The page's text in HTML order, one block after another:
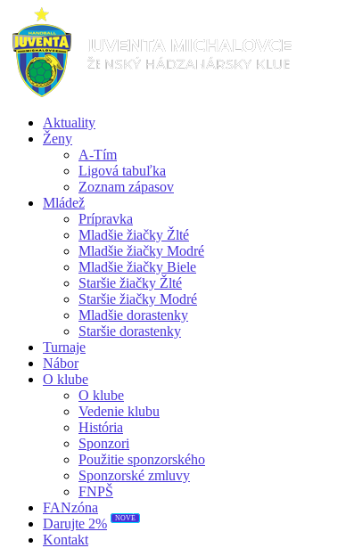
Aktuality
Ženy
A-Tím
Ligová tabuľka
Zoznam zápasov
Mládež
Prípravka
Mladšie žiačky Žlté
Mladšie žiačky Modré
Mladšie žiačky Biele
Staršie žiačky Žlté
Staršie žiačky Modré
Mladšie dorastenky
Staršie dorastenky
Turnaje
Nábor
O klube
O klube
Vedenie klubu
História
Sponzori
Použitie sponzorského
Sponzorské zmluvy
FNPŠ
FANzóna
Darujte 2%
NOVÉ
Kontakt